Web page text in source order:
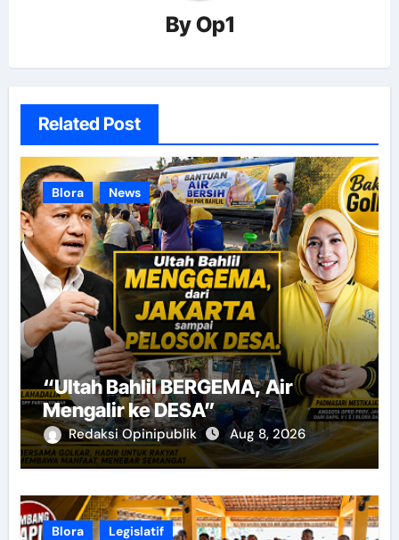
ByOp1
Related Post
Blora News
“Ultah Bahlil BERGEMA, Air
Mengalir ke DESA”
Redaksi Opinipublik Aug 8, 2026
Blora Legislatif